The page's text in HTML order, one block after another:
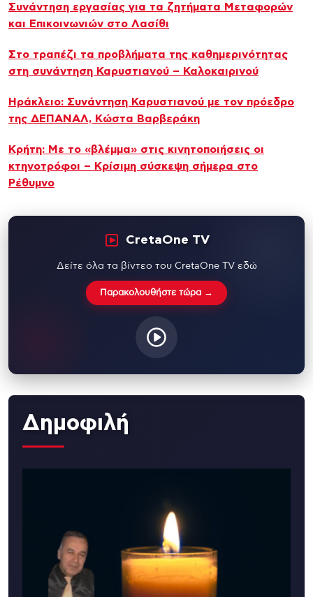
Συνάντηση εργασίας για τα ζητήματα Μεταφορών
και Επικοινωνιών στο Λασίθι
Στο τραπέζι τα προβλήματα της καθημερινότητας
στη συνάντηση Καρυστιανού – Καλοκαιρινού
Ηράκλειο: Συνάντηση Καρυστιανού με τον πρόεδρο
της ΔΕΠΑΝΑΛ, Κώστα Βαρβεράκη
Κρήτη: Με το «βλέμμα» στις κινητοποιήσεις οι
κτηνοτρόφοι – Κρίσιμη σύσκεψη σήμερα στο
Ρέθυμνο
CretaOne TV
Δείτε όλα τα βίντεο του CretaOne TV εδώ
Παρακολουθήστε τώρα →
Δημοφιλή